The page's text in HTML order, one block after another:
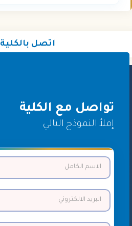
اتصل بالكلية
تواصل مع الكلية
إملأ النموذج التالي